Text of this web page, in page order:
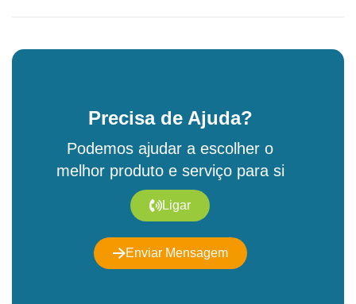
Precisa de Ajuda?
Podemos ajudar a escolher o
melhor produto e serviço para si
Ligar
Enviar Mensagem